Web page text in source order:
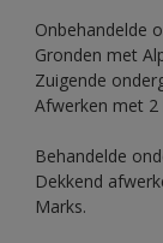
Onbehandelde
Gronden met
Zuigende
Afwerken met 2
Behandelde
Dekkend
Marks.